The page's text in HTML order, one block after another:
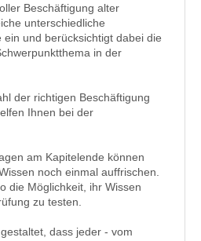
Beschäftigung alter
unterschiedliche
ein und berücksichtigt dabei die
in der
der richtigen Beschäftigung
Ihnen bei der
am Kapitelende können
noch einmal auffrischen.
die Möglichkeit, ihr Wissen
zu testen.
dass jeder - vom